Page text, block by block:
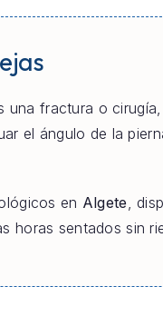
una fractura o
el ángulo de la
en Algete,
horas sentados sin